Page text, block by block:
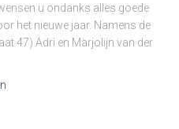
u ondanks alles goede
het nieuwe jaar. Namens de
47) Adri en Marjolijn van der